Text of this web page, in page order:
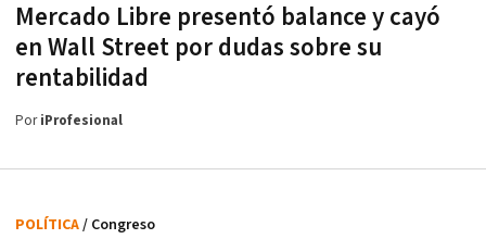
Mercado Libre presentó balance y cayó
en Wall Street por dudas sobre su
rentabilidad
PoriProfesional
POLÍTICA/ Congreso